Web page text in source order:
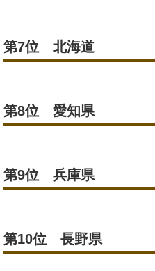
第7位 北海道
第8位 愛知県
第9位 兵庫県
第10位 長野県